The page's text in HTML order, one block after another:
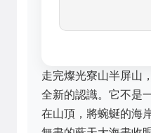
走完燦光寮山半屏山
全新的認識。它不是
在山頂，將蜿蜒的海